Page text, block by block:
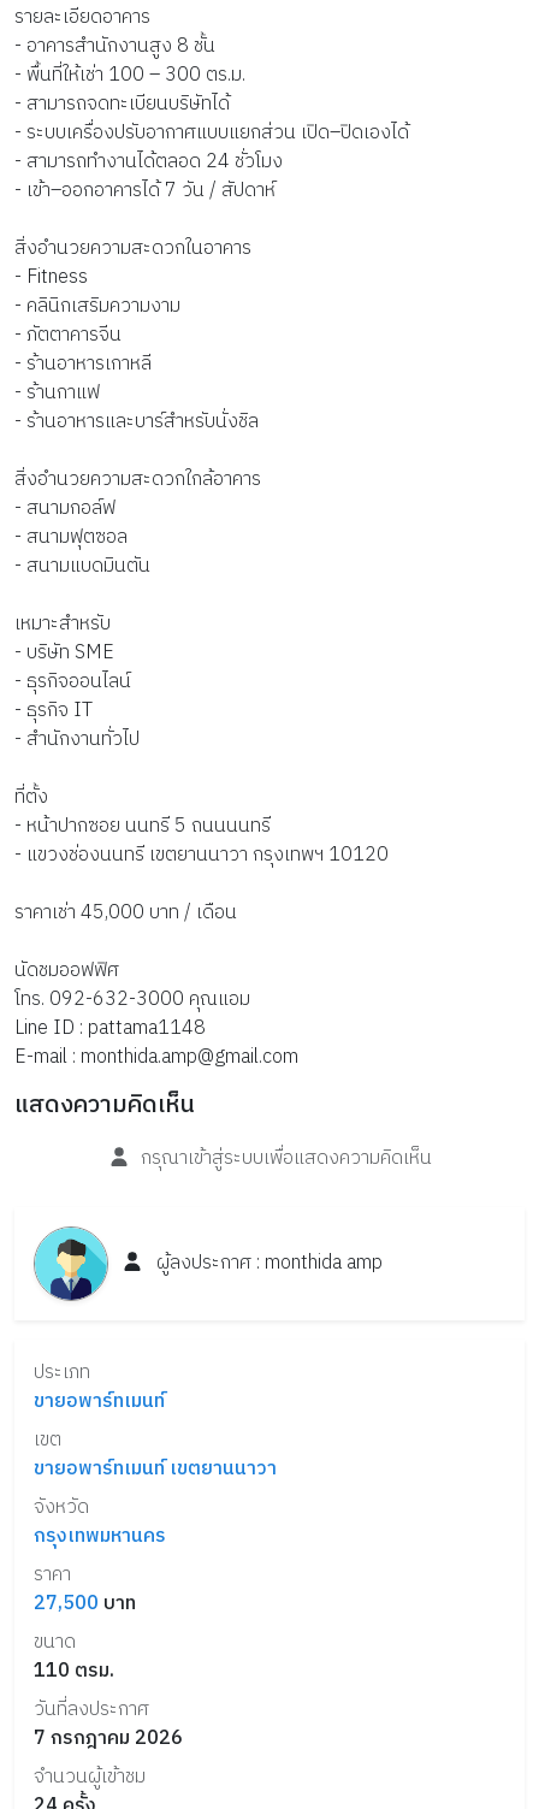
รายละเอียดอาคาร
- อาคารสำนักงานสูง 8 ชั้น
- พื้นที่ให้เช่า 100 – 300 ตร.ม.
- สามารถจดทะเบียนบริษัทได้
- ระบบเครื่องปรับอากาศแบบแยกส่วน เปิด–ปิดเองได้
- สามารถทำงานได้ตลอด 24 ชั่วโมง
- เข้า–ออกอาคารได้ 7 วัน / สัปดาห์
สิ่งอำนวยความสะดวกในอาคาร
- Fitness
- คลินิกเสริมความงาม
- ภัตตาคารจีน
- ร้านอาหารเกาหลี
- ร้านกาแฟ
- ร้านอาหารและบาร์สำหรับนั่งชิล
สิ่งอำนวยความสะดวกใกล้อาคาร
- สนามกอล์ฟ
- สนามฟุตซอล
- สนามแบดมินตัน
เหมาะสำหรับ
- บริษัท SME
- ธุรกิจออนไลน์
- ธุรกิจ IT
- สำนักงานทั่วไป
ที่ตั้ง
- หน้าปากซอย นนทรี 5 ถนนนนทรี
- แขวงช่องนนทรี เขตยานนาวา กรุงเทพฯ 10120
ราคาเช่า 45,000 บาท / เดือน
นัดชมออฟฟิศ
โทร. 092-632-3000 คุณแอม
Line ID : pattama1148
E-mail : monthida.amp@gmail.com
แสดงความคิดเห็น
กรุณาเข้าสู่ระบบเพื่อแสดงความคิดเห็น
ผู้ลงประกาศ : monthidaamp
ประเภท
ขายอพาร์ทเมนท์
เขต
ขายอพาร์ทเมนท์ เขตยานนาวา
จังหวัด
กรุงเทพมหานคร
ราคา
27,500 บาท
ขนาด
110 ตรม.
วันที่ลงประกาศ
7 กรกฎาคม 2026
จำนวนผู้เข้าชม